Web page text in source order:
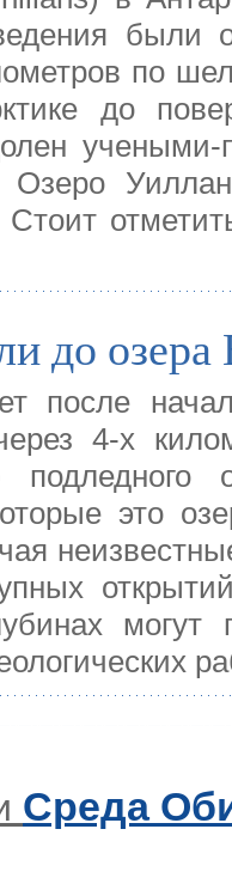
были
по
до
учеными-
до озера
после
4-х
подледного
это
могут
Среда